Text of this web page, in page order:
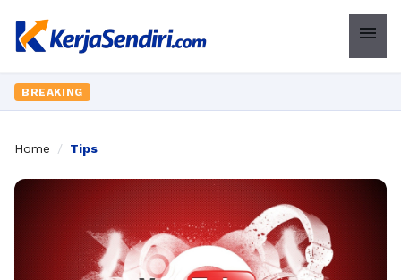
menu
BREAKING
Home / Tips